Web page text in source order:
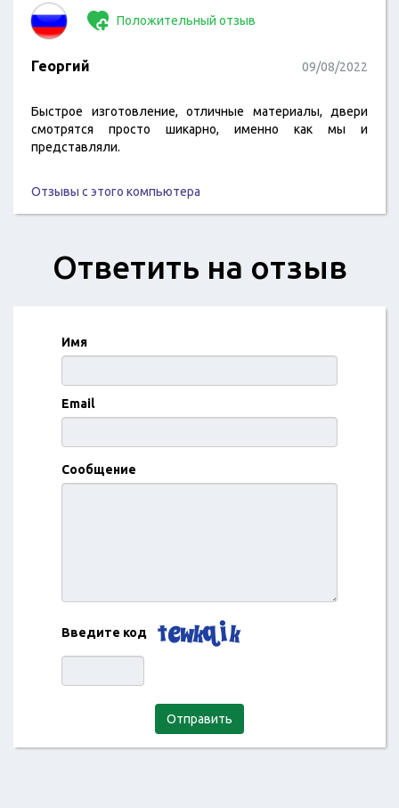
Положительный отзыв
Георгий 09/08/2022
Быстрое изготовление, отличные материалы, двери
смотрятся просто шикарно, именно как мы и
представляли.
Отзывы с этого компьютера
Ответить на отзыв
Имя
Email
Сообщение
Введите код
Отправить